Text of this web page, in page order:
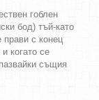
гоблен
бод) тъй-като
прави с конец
когато се
същия